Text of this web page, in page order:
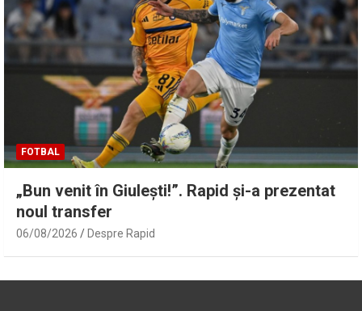
FOTBAL
„Bun venit în Giulești!”. Rapid și-a prezentat
noul transfer
06/08/2026 Despre Rapid